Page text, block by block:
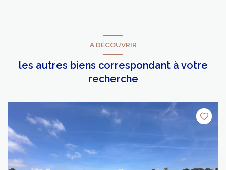
A DÉCOUVRIR
les autres biens correspondant à votre
recherche